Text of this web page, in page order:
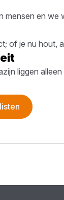
mensen en
of je nu hout,
liggen